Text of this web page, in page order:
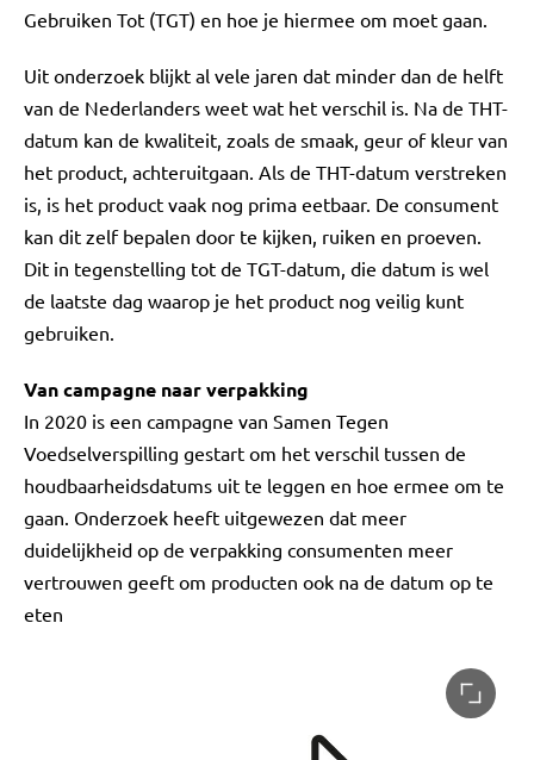
Gebruiken Tot (TGT) en hoe je hiermee om moet gaan.
Uit onderzoek blijkt al vele jaren dat minder dan de helft
van de Nederlanders weet wat het verschil is. Na de THT-
datum kan de kwaliteit, zoals de smaak, geur of kleur van
het product, achteruitgaan. Als de THT-datum verstreken
is, is het product vaak nog prima eetbaar. De consument
kan dit zelf bepalen door te kijken, ruiken en proeven.
Dit in tegenstelling tot de TGT-datum, die datum is wel
de laatste dag waarop je het product nog veilig kunt
gebruiken.
Van campagne naar verpakking
In 2020 is een campagne van Samen Tegen
Voedselverspilling gestart om het verschil tussen de
houdbaarheidsdatums uit te leggen en hoe ermee om te
gaan. Onderzoek heeft uitgewezen dat meer
duidelijkheid op de verpakking consumenten meer
vertrouwen geeft om producten ook na de datum op te
eten